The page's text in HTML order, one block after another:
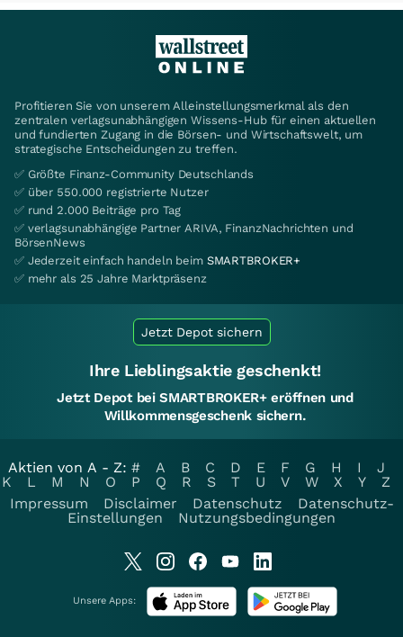
Profitieren Sie von unserem Alleinstellungsmerkmal als den
zentralen verlagsunabhängigen Wissens-Hub für einen aktuellen
und fundierten Zugang in die Börsen- und Wirtschaftswelt, um
strategische Entscheidungen zu treffen.
✅ Größte Finanz-Community Deutschlands
✅ über 550.000 registrierte Nutzer
✅ rund 2.000 Beiträge pro Tag
✅ verlagsunabhängige Partner ARIVA, FinanzNachrichten und
BörsenNews
✅ Jederzeit einfach handeln beim SMARTBROKER+
✅ mehr als 25 Jahre Marktpräsenz
Jetzt Depot sichern
Ihre Lieblingsaktie geschenkt!
Jetzt Depot bei SMARTBROKER+ eröffnen und
Willkommensgeschenk sichern.
Aktien von A - Z: # A B C D E F G H I
J
K
L M N O P Q R S T U V W X Y
Z
Impressum
Disclaimer Datenschutz
Datenschutz-
Einstellungen
Nutzungsbedingungen
Unsere Apps: